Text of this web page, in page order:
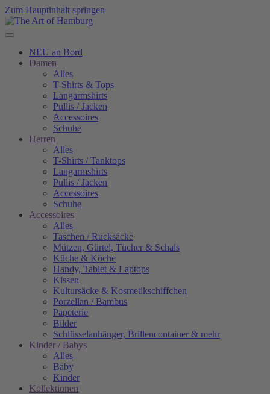
Zum Hauptinhalt springen
NEU an Bord
Damen
Alles
T-Shirts & Tops
Langarmshirts
Pullis / Jacken
Accessoires
Schuhe
Herren
Alles
T-Shirts / Tanktops
Langarmshirts
Pullis / Jacken
Accessoires
Schuhe
Accessoires
Alles
Taschen / Rucksäcke
Mützen, Gürtel, Tücher & Schals
Küche & Köche
Handy, Tablet & Laptops
Kissen
Kultursäcke & Kosmetikschiffchen
Porzellan / Bambus
Papeterie
Bilder
Schlüsselanhänger, Brillencontainer & mehr
Kinder / Babys
Alles
Baby
Kinder
Kollektionen